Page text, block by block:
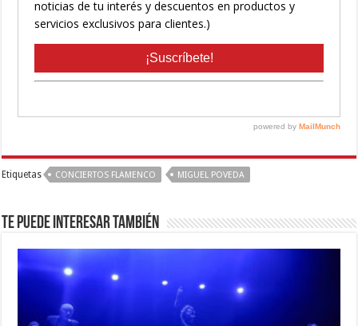
Etiquetas CONCIERTOS FLAMENCO MIGUEL POVEDA
Te puede interesar también